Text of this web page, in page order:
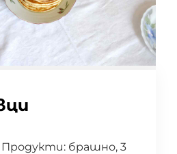
Продукти: брашно, 3